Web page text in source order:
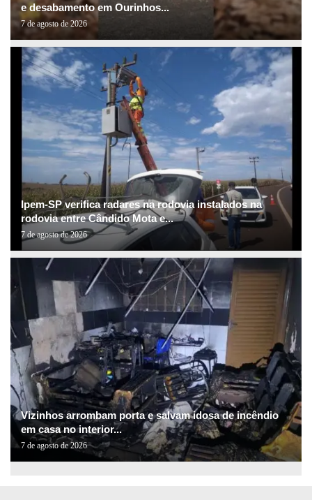
e desabamento em Ourinhos...
7 de agosto de 2026
Ipem-SP verifica radares na rodovia instalados na
rodovia entre Cândido Mota e...
7 de agosto de 2026
Vizinhos arrombam porta e salvam idosa de incêndio
em casa no interior...
7 de agosto de 2026